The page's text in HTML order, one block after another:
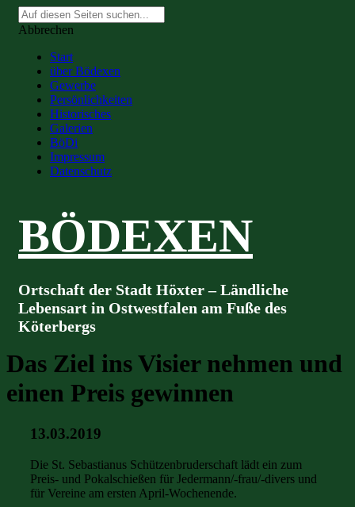
Suche
nach:
Abbrechen
Start
über Bödexen
Gewerbe
Persönlichkeiten
Historisches
Galerien
BöDi
Impressum
Datenschutz
BÖDEXEN
Ortschaft der Stadt Höxter – Ländliche
Lebensart in Ostwestfalen am Fuße des
Köterbergs
Das Ziel ins Visier nehmen und
einen Preis gewinnen
13.03.2019
Die St. Sebastianus Schützenbruderschaft lädt ein zum
Preis- und Pokalschießen für Jedermann/-frau/-divers und
für Vereine am ersten April-Wochenende.